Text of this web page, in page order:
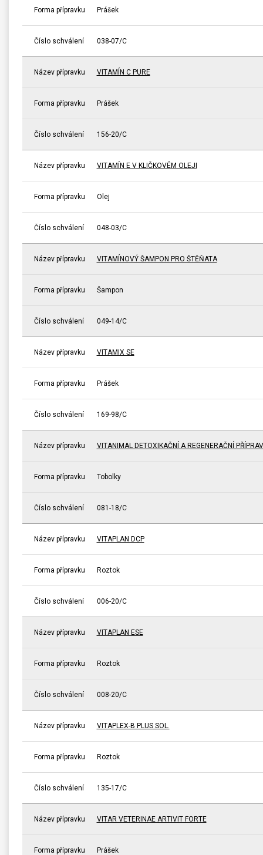
Forma přípravku Prášek
Číslo schválení 038-07/C
Název přípravku VITAMÍN C PURE
Forma přípravku Prášek
Číslo schválení 156-20/C
Název přípravku VITAMÍN E V KLIČKOVÉM OLEJI
Forma přípravku Olej
Číslo schválení 048-03/C
Název přípravku VITAMÍNOVÝ ŠAMPON PRO ŠTĚŇATA
Forma přípravku Šampon
Číslo schválení 049-14/C
Název přípravku VITAMIX SE
Forma přípravku Prášek
Číslo schválení 169-98/C
Název přípravku VITANIMAL DETOXIKAČNÍ A REGENERAČNÍ
Forma přípravku Tobolky
Číslo schválení 081-18/C
Název přípravku VITAPLAN DCP
Forma přípravku Roztok
Číslo schválení 006-20/C
Název přípravku VITAPLAN ESE
Forma přípravku Roztok
Číslo schválení 008-20/C
Název přípravku VITAPLEX-B PLUS SOL.
Forma přípravku Roztok
Číslo schválení 135-17/C
Název přípravku VITAR VETERINAE ARTIVIT FORTE
Forma přípravku Prášek